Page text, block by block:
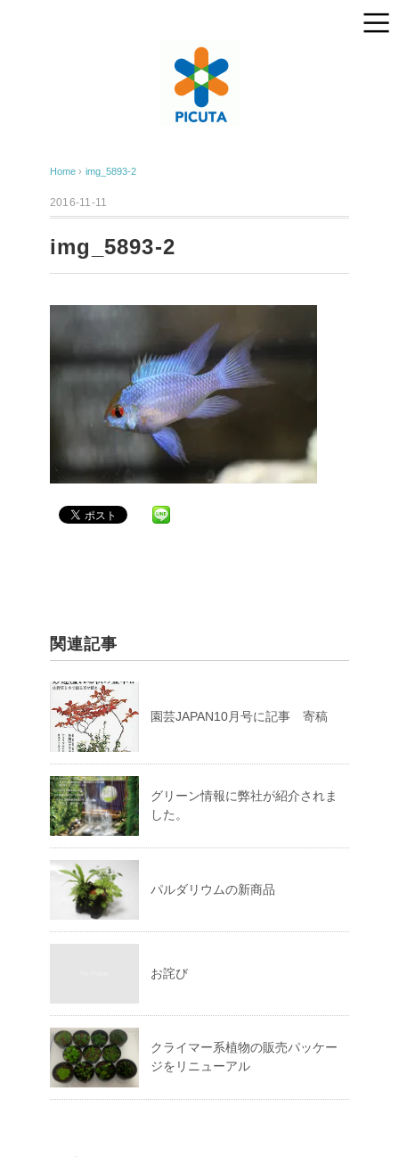
Home › img_5893-2
2016-11-11
img_5893-2
関連記事
園芸JAPAN10月号に記事 寄稿
グリーン情報に弊社が紹介されま
した。
パルダリウムの新商品
お詫び
クライマー系植物の販売パッケー
ジをリニューアル